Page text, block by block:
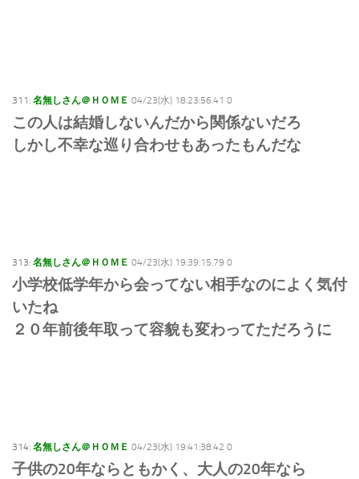
311: 名無しさん＠ＨＯＭＥ 04/23(水) 18:23:56.41 0
この人は結婚しないんだから関係ないだろ
しかし不幸な巡り合わせもあったもんだな
313: 名無しさん＠ＨＯＭＥ 04/23(水) 19:39:15.79 0
小学校低学年から会ってない相手なのによく気付
いたね
２０年前後年取って容貌も変わってただろうに
314: 名無しさん＠ＨＯＭＥ 04/23(水) 19:41:38.42 0
子供の20年ならともかく、大人の20年なら